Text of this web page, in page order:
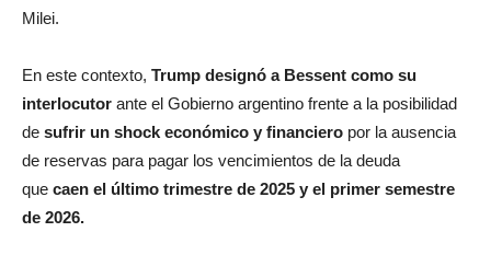
Milei.
En este contexto, Trump designó a Bessent como su
interlocutor ante el Gobierno argentino frente a la posibilidad
de sufrir un shock económico y financiero por la ausencia
de reservas para pagar los vencimientos de la deuda
que caen el último trimestre de 2025 y el primer semestre
de 2026.